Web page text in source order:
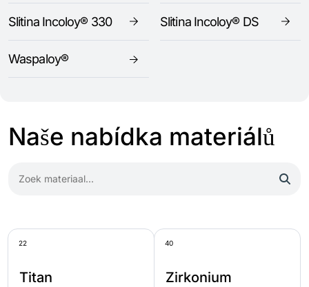
Slitina Incoloy® 330 Slitina Incoloy® DS
Waspaloy®
Naše nabídka materiálů
22
Titan
40
Zirkonium